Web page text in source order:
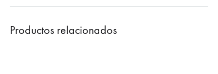
Productos relacionados